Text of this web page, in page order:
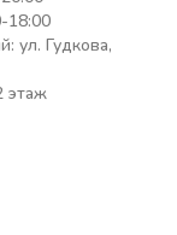
18:00
ул. Гудкова,
этаж